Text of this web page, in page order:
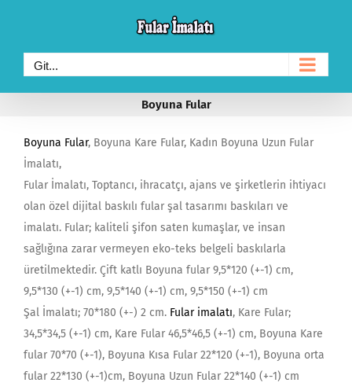
content
Git...
Boyuna Fular
Boyuna Fular, Boyuna Kare Fular, Kadın Boyuna Uzun Fular
İmalatı,
Fular İmalatı, Toptancı, ihracatçı, ajans ve şirketlerin ihtiyacı
olan özel dijital baskılı fular şal tasarımı baskıları ve
imalatı. Fular; kaliteli şifon saten kumaşlar, ve insan
sağlığına zarar vermeyen eko-teks belgeli baskılarla
üretilmektedir. Çift katlı Boyuna fular 9,5*120 (+-1) cm,
9,5*130 (+-1) cm, 9,5*140 (+-1) cm, 9,5*150 (+-1) cm
Şal İmalatı; 70*180 (+-) 2 cm. Fular imalatı, Kare Fular;
34,5*34,5 (+-1) cm, Kare Fular 46,5*46,5 (+-1) cm, Boyuna Kare
fular 70*70 (+-1), Boyuna Kısa Fular 22*120 (+-1), Boyuna orta
fular 22*130 (+-1)cm, Boyuna Uzun Fular 22*140 (+-1) cm